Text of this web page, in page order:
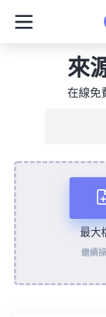
來
在線免
最大
繼續